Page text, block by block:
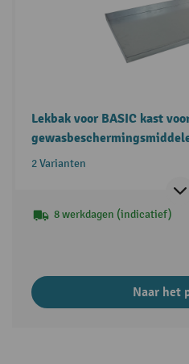
Lekbak voor BASIC kast
2 Varianten
8 werkdagen (indicatief)
Naar het